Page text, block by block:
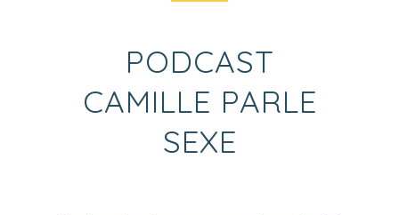
PODCAST
CAMILLE PARLE
SEXE